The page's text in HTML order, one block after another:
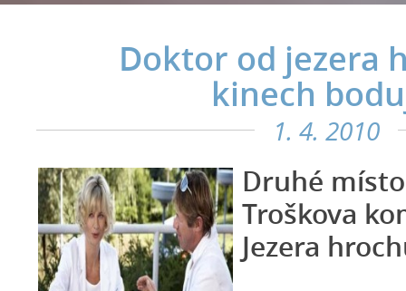
Doktor od jezera
kinech
1. 4. 2010
Druhé
Troškova
Jezera